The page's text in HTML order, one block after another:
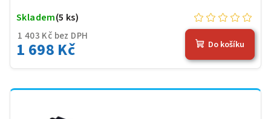
1 403 Kč bez DPH
1 698 Kč
Skladem(5 ks)
Do košíku